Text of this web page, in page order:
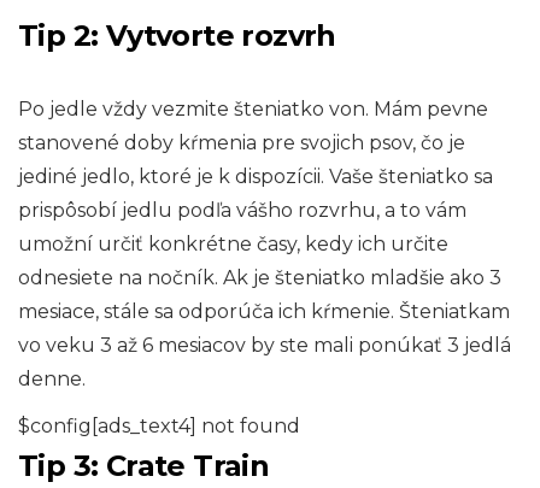
Tip 2: Vytvorte rozvrh
Po jedle vždy vezmite šteniatko von. Mám pevne
stanovené doby kŕmenia pre svojich psov, čo je
jediné jedlo, ktoré je k dispozícii. Vaše šteniatko sa
prispôsobí jedlu podľa vášho rozvrhu, a to vám
umožní určiť konkrétne časy, kedy ich určite
odnesiete na nočník. Ak je šteniatko mladšie ako 3
mesiace, stále sa odporúča ich kŕmenie. Šteniatkam
vo veku 3 až 6 mesiacov by ste mali ponúkať 3 jedlá
denne.
$config[ads_text4] not found
Tip 3: Crate Train